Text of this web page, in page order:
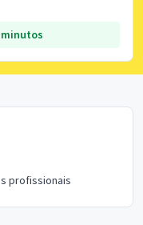
minutos
profissionais